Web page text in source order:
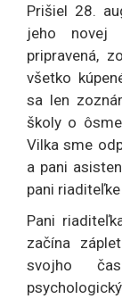
Prišiel 28.
jeho novej
pripravená,
všetko
sa len
školy o
Vilka sme
a pani
pani
Pani
začína
svojho